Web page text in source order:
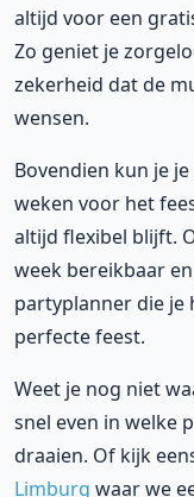
altijd voor een
Zo geniet je
zekerheid dat de
wensen.
Bovendien kun je
weken voor het
altijd flexibel blijft.
week bereikbaar
partyplanner die je
perfecte feest.
Weet je nog niet
snel even in welke
draaien. Of kijk
Limburg waar we